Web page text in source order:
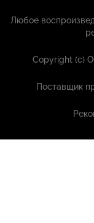
Любое
Copyright (с)
Поставщик